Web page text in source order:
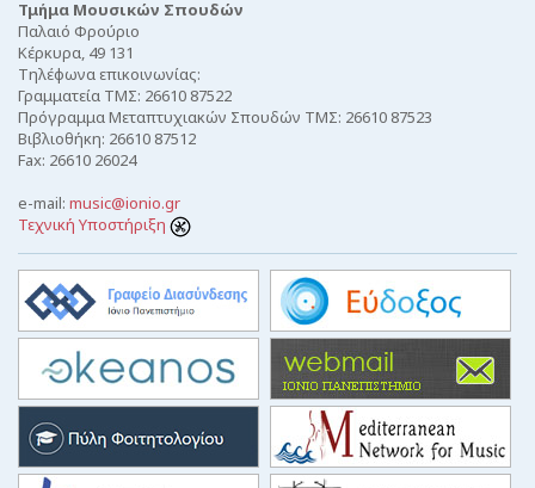
Τμήμα Μουσικών Σπουδών
Παλαιό Φρούριο
Κέρκυρα, 49 131
Τηλέφωνα επικοινωνίας:
Γραμματεία ΤΜΣ: 26610 87522
Πρόγραμμα Μεταπτυχιακών Σπουδών ΤΜΣ: 26610 87523
Βιβλιοθήκη: 26610 87512
Fax: 26610 26024
e-mail: music@ionio.gr
Τεχνική Υποστήριξη